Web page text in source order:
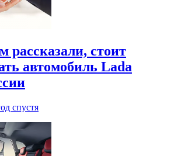
рассказали, стоит
автомобиль Lada
спустя